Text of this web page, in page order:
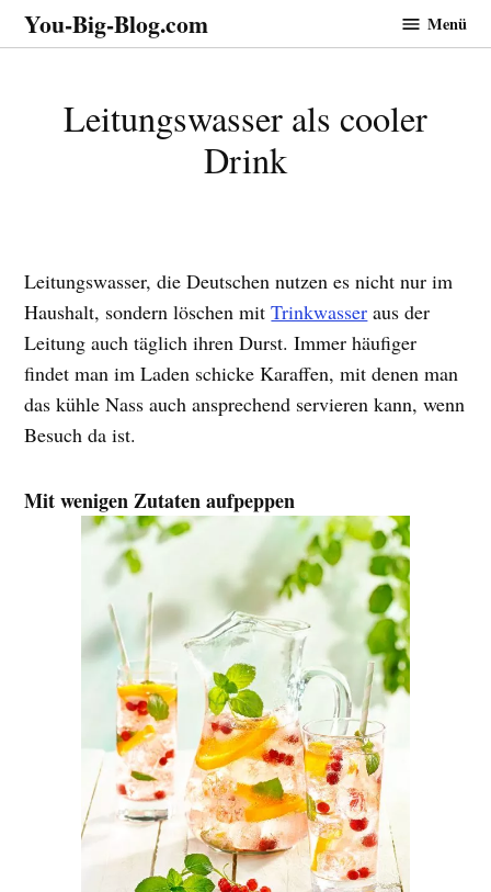
Zum
Inhalt
You-Big-Blog.com Menü
Leitungswasser als cooler
Drink
Leitungswasser, die Deutschen nutzen es nicht nur im
Haushalt, sondern löschen mitTrinkwasser aus der
Leitung auch täglich ihren Durst. Immer häufiger
findet man im Laden schicke Karaffen, mit denen man
das kühle Nass auch ansprechend servieren kann, wenn
Besuch da ist.
Mit wenigen Zutaten aufpeppen